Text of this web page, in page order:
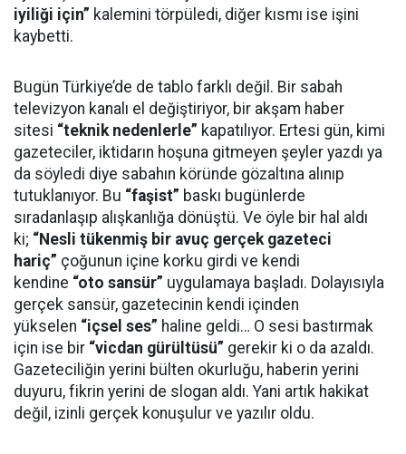
iyiliği için” kalemini törpüledi, diğer kısmı ise işini
kaybetti.
Bugün Türkiye’de de tablo farklı değil. Bir sabah
televizyon kanalı el değiştiriyor, bir akşam haber
sitesi “teknik nedenlerle” kapatılıyor. Ertesi gün, kimi
gazeteciler, iktidarın hoşuna gitmeyen şeyler yazdı ya
da söyledi diye sabahın köründe gözaltına alınıp
tutuklanıyor. Bu “faşist” baskı bugünlerde
sıradanlaşıp alışkanlığa dönüştü. Ve öyle bir hal aldı
ki; “Nesli tükenmiş bir avuç gerçek gazeteci
hariç” çoğunun içine korku girdi ve kendi
kendine “oto sansür” uygulamaya başladı. Dolayısıyla
gerçek sansür, gazetecinin kendi içinden
yükselen “içsel ses” haline geldi… O sesi bastırmak
için ise bir “vicdan gürültüsü” gerekir ki o da azaldı.
Gazeteciliğin yerini bülten okurluğu, haberin yerini
duyuru, fikrin yerini de slogan aldı. Yani artık hakikat
değil, izinli gerçek konuşulur ve yazılır oldu.